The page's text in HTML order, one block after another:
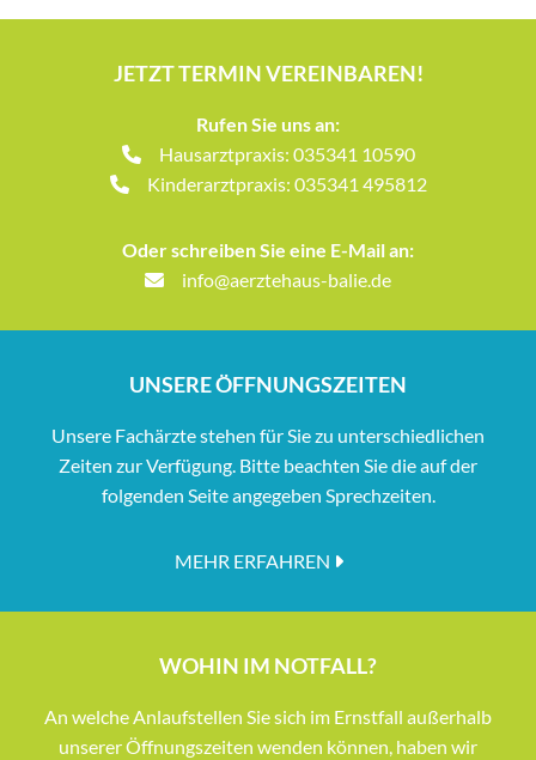
WOHIN IM NOTFALL?
An welche Anlaufstellen Sie sich im Ernstfall außerhalb
unserer Öffnungszeiten wenden können, haben wir
UNSERE ÖFFNUNGSZEITEN
Unsere Fachärzte stehen für Sie zu unterschiedlichen
Zeiten zur Verfügung. Bitte beachten Sie die auf der
folgenden Seite angegeben Sprechzeiten.
MEHR ERFAHREN
JETZT TERMIN VEREINBAREN!
Rufen Sie uns an:
Hausarztpraxis: 035341 10590
Kinderarztpraxis: 035341 495812
Oder schreiben Sie eine E-Mail an:
info@aerztehaus-balie.de